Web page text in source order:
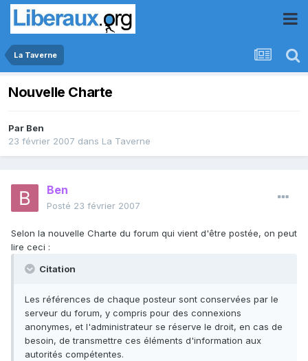
La Taverne
Nouvelle Charte
Par Ben
23 février 2007 dans La Taverne
Ben
Posté 23 février 2007
Selon la nouvelle Charte du forum qui vient d'être postée, on peut
lire ceci :
Citation
Les références de chaque posteur sont conservées par le
serveur du forum, y compris pour des connexions
anonymes, et l'administrateur se réserve le droit, en cas de
besoin, de transmettre ces éléments d'information aux
autorités compétentes.